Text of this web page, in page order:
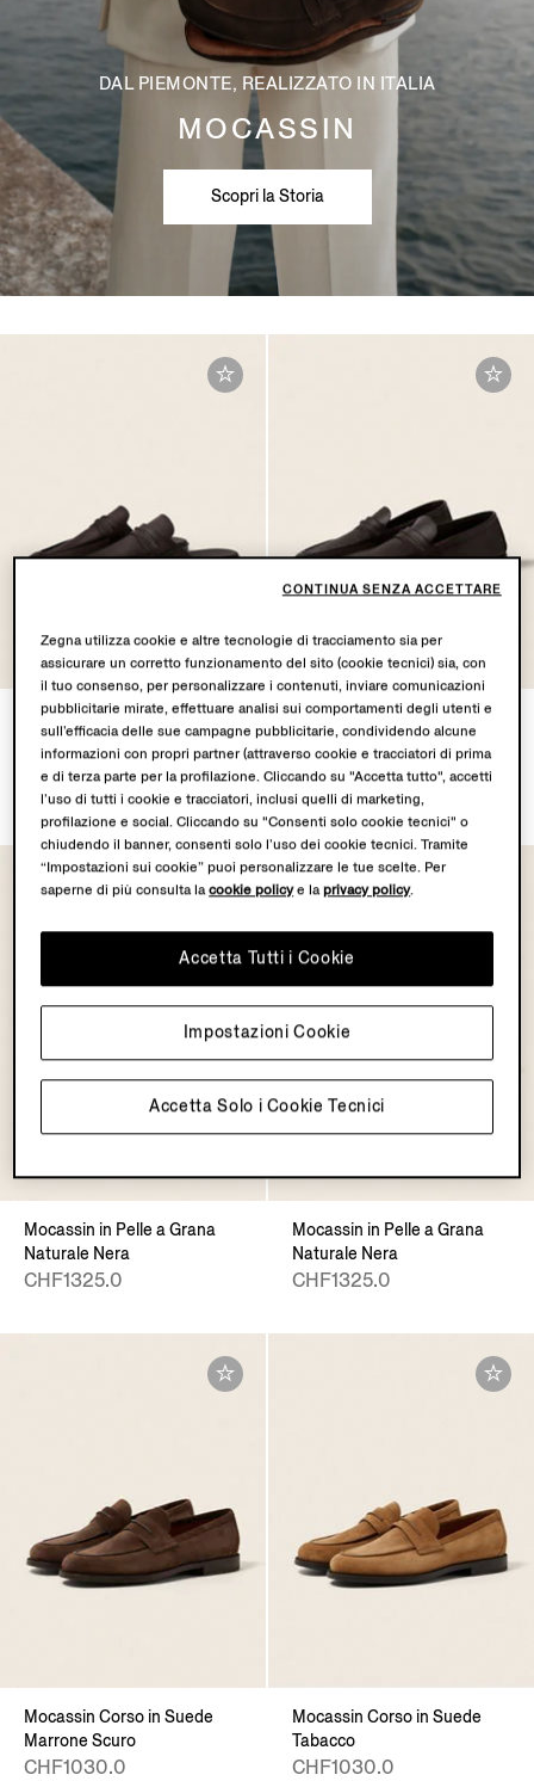
DAL PIEMONTE, REALIZZATO IN ITALIA
MOCASSIN
Scopri la Storia
Mule Mocassin Sabbia in
Pelle a Grana Naturale
Marrone Scuro
CHF1180.0
Mocassin in Pelle a Grana
Naturale Marrone Scuro
CHF1325.0
Mocassin in Pelle a Grana
Naturale Nera
CHF1325.0
Mocassin in Pelle a Grana
Naturale Nera
CHF1325.0
Mocassin Corso in Suede
Marrone Scuro
CHF1030.0
Mocassin Corso in Suede
Tabacco
CHF1030.0
Zegna utilizza cookie e altre tecnologie di tracciamento sia per
assicurare un corretto funzionamento del sito (cookie tecnici) sia, con
il tuo consenso, per personalizzare i contenuti, inviare comunicazioni
pubblicitarie mirate, effettuare analisi sui comportamenti degli utenti e
sull’efficacia delle sue campagne pubblicitarie, condividendo alcune
informazioni con propri partner (attraverso cookie e tracciatori di prima
e di terza parte per la profilazione. Cliccando su "Accetta tutto", accetti
l’uso di tutti i cookie e tracciatori, inclusi quelli di marketing,
profilazione e social. Cliccando su "Consenti solo cookie tecnici" o
chiudendo il banner, consenti solo l’uso dei cookie tecnici. Tramite
“Impostazioni sui cookie” puoi personalizzare le tue scelte. Per
saperne di più consulta lacookie policye laprivacy policy.
Accetta Solo i Cookie Tecnici
Accetta Tutti i Cookie
Impostazioni Cookie
CONTINUA SENZA ACCETTARE